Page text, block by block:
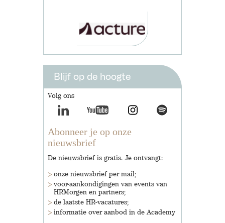
Blijf op de hoogte
Volg ons
Abonneer je op onze
nieuwsbrief
De nieuwsbrief is gratis. Je ontvangt:
onze nieuwsbrief per mail;
voor-aankondigingen van events van
HRMorgen en partners;
de laatste HR-vacatures;
informatie over aanbod in de Academy